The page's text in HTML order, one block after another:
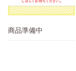
商品準備中